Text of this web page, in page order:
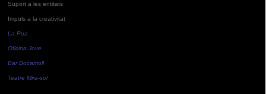
Suport a les entitats
Impuls a la creativitat
La Pua
Oficina Jove
Bar Bocamoll
Teatre Mira-sol